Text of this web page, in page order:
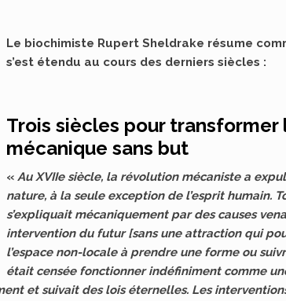
Le biochimiste Rupert Sheldrake résume
s’est étendu au cours des derniers siècles :
Trois siècles pour transformer
mécanique sans but
« Au XVIIe siècle, la révolution mécaniste a
nature, à la seule exception de l’esprit humain.
s’expliquait mécaniquement par des causes
intervention du futur [sans une attraction qui
l’espace non-locale à prendre une forme ou
était censée fonctionner indéfiniment comme
et suivait des lois éternelles. Les